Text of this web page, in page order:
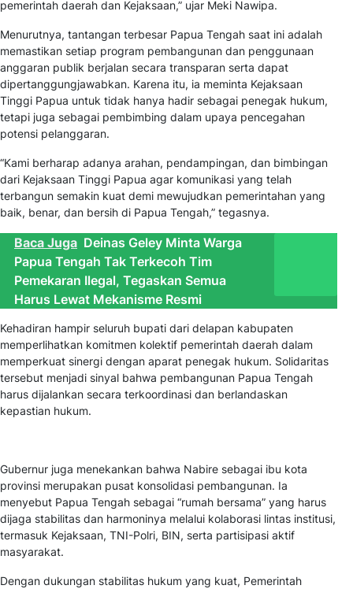
pemerintah daerah dan Kejaksaan,” ujar Meki Nawipa.
Menurutnya, tantangan terbesar Papua Tengah saat ini adalah
memastikan setiap program pembangunan dan penggunaan
anggaran publik berjalan secara transparan serta dapat
dipertanggungjawabkan. Karena itu, ia meminta Kejaksaan
Tinggi Papua untuk tidak hanya hadir sebagai penegak hukum,
tetapi juga sebagai pembimbing dalam upaya pencegahan
potensi pelanggaran.
“Kami berharap adanya arahan, pendampingan, dan bimbingan
dari Kejaksaan Tinggi Papua agar komunikasi yang telah
terbangun semakin kuat demi mewujudkan pemerintahan yang
baik, benar, dan bersih di Papua Tengah,” tegasnya.
Baca Juga Deinas Geley Minta Warga
Papua Tengah Tak Terkecoh Tim
Pemekaran Ilegal, Tegaskan Semua
Harus Lewat Mekanisme Resmi
Kehadiran hampir seluruh bupati dari delapan kabupaten
memperlihatkan komitmen kolektif pemerintah daerah dalam
memperkuat sinergi dengan aparat penegak hukum. Solidaritas
tersebut menjadi sinyal bahwa pembangunan Papua Tengah
harus dijalankan secara terkoordinasi dan berlandaskan
kepastian hukum.
Gubernur juga menekankan bahwa Nabire sebagai ibu kota
provinsi merupakan pusat konsolidasi pembangunan. Ia
menyebut Papua Tengah sebagai “rumah bersama” yang harus
dijaga stabilitas dan harmoninya melalui kolaborasi lintas institusi,
termasuk Kejaksaan, TNI-Polri, BIN, serta partisipasi aktif
masyarakat.
Dengan dukungan stabilitas hukum yang kuat, Pemerintah